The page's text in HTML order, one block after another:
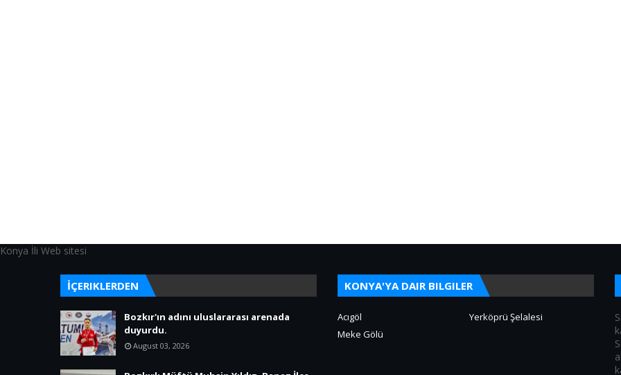
Konya İli Web sitesi
İÇERIKLERDEN
Bozkır'ın adını uluslararası arenada
duyurdu.
August 03, 2026
KONYA'YA DAIR BILGILER
Acıgöl
Yerköprü Şelalesi
Meke Gölü